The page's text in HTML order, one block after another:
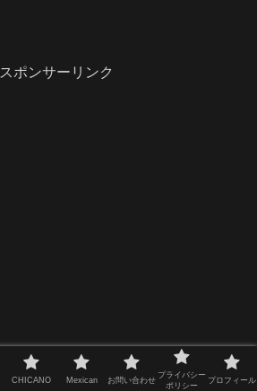
スポンサーリンク
CHICANO Mexican お問い合わせ
プライバシー
ポリシー
プロフィール